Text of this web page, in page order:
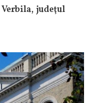
judeţul